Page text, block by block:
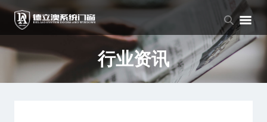
品牌中心
品牌介绍
企业文化
产品中心
窗系列
门系列
新闻中心
公司新闻
行业资讯
行业资讯